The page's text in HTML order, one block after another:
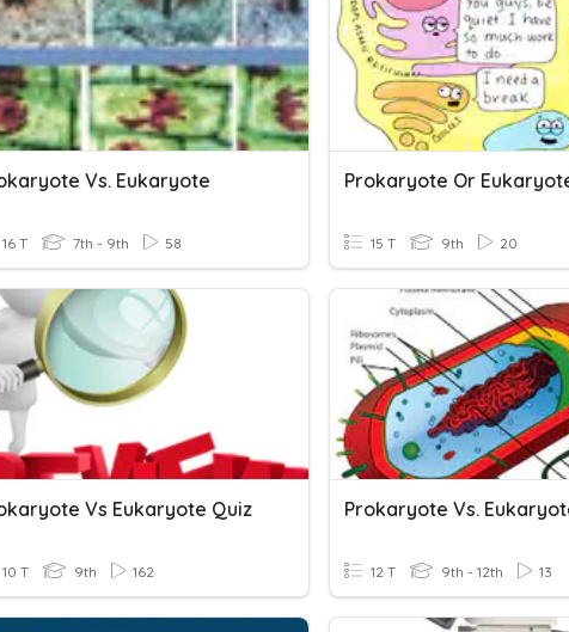
Vs. Eukaryote
16 T 7th - 9th 58
Prokaryote Or
15 T 9th 20
Vs Eukaryote Quiz
10 T 9th 162
Prokaryote Vs.
12 T 9th - 12th 13